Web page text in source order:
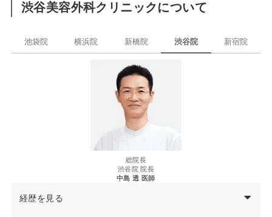
渋谷美容外科クリニックについて
池袋院 横浜院 新橋院 渋谷院 新宿院
総院長
渋谷院 院長
中島 透 医師
経歴を見る